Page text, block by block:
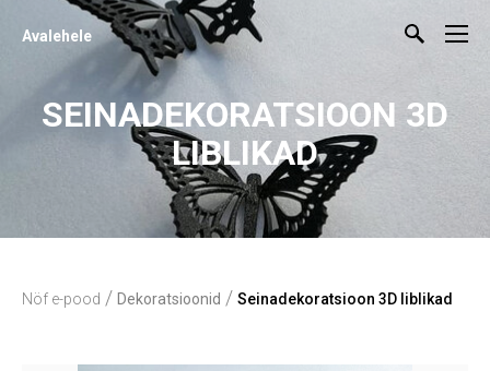
Avalehele
SEINADEKORATSIOON 3D
LIBLIKAD
Nöf e-pood / Dekoratsioonid / Seinadekoratsioon 3D liblikad